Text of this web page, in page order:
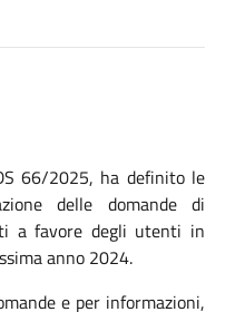
66/2025, ha definito le
delle domande di
a favore degli utenti in
anno 2024.
e per informazioni,